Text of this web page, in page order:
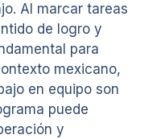
Al marcar tareas
de logro y
para
mexicano,
en equipo son
puede
y